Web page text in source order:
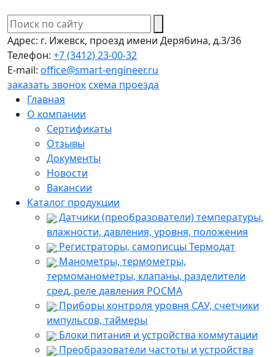
Адрес: г. Ижевск, проезд имени Дерябина, д.3/36
Телефон: +7 (3412) 23-00-32
E-mail: office@smart-engineer.ru
заказать звоноксхема проезда
Главная
О компании
Сертификаты
Отзывы
Документы
Новости
Вакансии
Каталог продукции
Датчики (преобразователи) температуры,
влажности, давления, уровня, положения
Регистраторы, самописцы Термодат
Манометры, термометры,
термоманометры, клапаны, разделители
сред, реле давления РОСМА
Приборы контроля уровня САУ, счетчики
импульсов, таймеры
Блоки питания и устройства коммутации
Преобразователи частоты и устройства